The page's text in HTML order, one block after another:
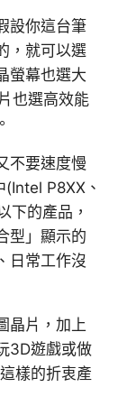
設你這台筆
，就可以選
螢幕也選大
也選高效能
不要速度慢
P8XX、
下的產品，
型」顯示的
日常工作沒
晶片，加上
3D遊戲或做
樣的折衷產